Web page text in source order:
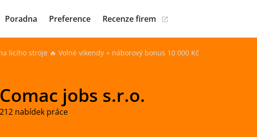
Poradna Preference Recenze firem
licího stroje 🔥 Volné víkendy + náborový bonus 10 000 Kč
Comac jobs s.r.o.
212 nabídek práce